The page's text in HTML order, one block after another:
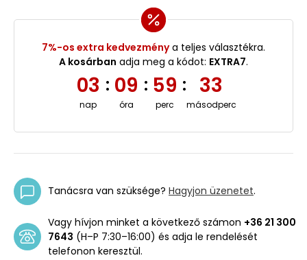
7%-os extra kedvezménya teljes választékra.
A kosárban adja meg a kódot: EXTRA7.
03
nap
: 09
óra
: 59
perc
: 33
másodperc
Tanácsra van szüksége? Hagyjon üzenetet.
Vagy hívjon minket a következő számon +36 21 300
7643 (H–P 7:30–16:00) és adja le rendelését
telefonon keresztül.